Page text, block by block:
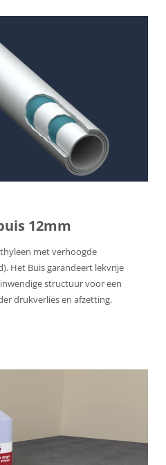
12mm
met verhoogde
Het Buis garandeert lekvrije
structuur voor een
drukverlies en afzetting.